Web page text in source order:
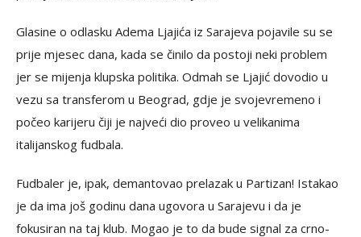
Glasine o odlasku Adema Ljajića iz Sarajeva pojavile su se
prije mjesec dana, kada se činilo da postoji neki problem
jer se mijenja klupska politika. Odmah se Ljajić dovodio u
vezu sa transferom u Beograd, gdje je svojevremeno i
počeo karijeru čiji je najveći dio proveo u velikanima
italijanskog fudbala.
Fudbaler je, ipak, demantovao prelazak u Partizan! Istakao
je da ima još godinu dana ugovora u Sarajevu i da je
fokusiran na taj klub. Mogao je to da bude signal za crno-